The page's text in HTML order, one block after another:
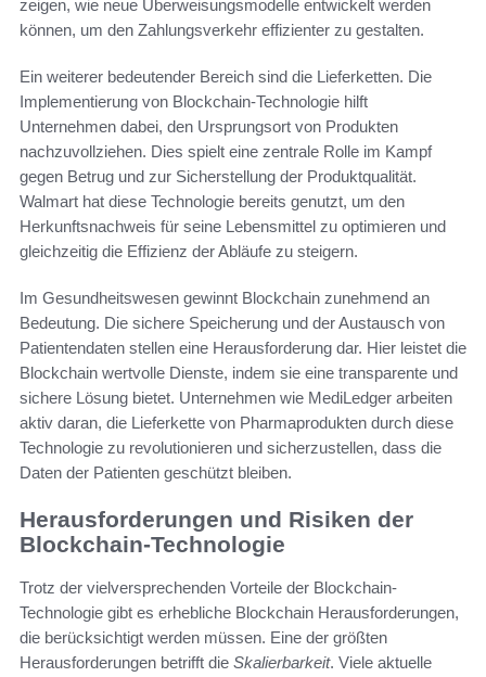
zeigen, wie neue Überweisungsmodelle entwickelt werden
können, um den Zahlungsverkehr effizienter zu gestalten.
Ein weiterer bedeutender Bereich sind die Lieferketten. Die
Implementierung von Blockchain-Technologie hilft
Unternehmen dabei, den Ursprungsort von Produkten
nachzuvollziehen. Dies spielt eine zentrale Rolle im Kampf
gegen Betrug und zur Sicherstellung der Produktqualität.
Walmart hat diese Technologie bereits genutzt, um den
Herkunftsnachweis für seine Lebensmittel zu optimieren und
gleichzeitig die Effizienz der Abläufe zu steigern.
Im Gesundheitswesen gewinnt Blockchain zunehmend an
Bedeutung. Die sichere Speicherung und der Austausch von
Patientendaten stellen eine Herausforderung dar. Hier leistet die
Blockchain wertvolle Dienste, indem sie eine transparente und
sichere Lösung bietet. Unternehmen wie MediLedger arbeiten
aktiv daran, die Lieferkette von Pharmaprodukten durch diese
Technologie zu revolutionieren und sicherzustellen, dass die
Daten der Patienten geschützt bleiben.
Herausforderungen und Risiken der
Blockchain-Technologie
Trotz der vielversprechenden Vorteile der Blockchain-
Technologie gibt es erhebliche Blockchain Herausforderungen,
die berücksichtigt werden müssen. Eine der größten
Herausforderungen betrifft die Skalierbarkeit. Viele aktuelle